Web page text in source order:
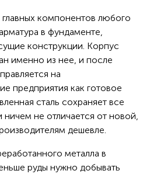
компонентов любого
в фундаменте,
конструкции. Корпус
именно из нее, и после
на
предприятия как готовое
сталь сохраняет все
ничем не отличается от новой,
дешевле.
металла в
руды нужно добывать